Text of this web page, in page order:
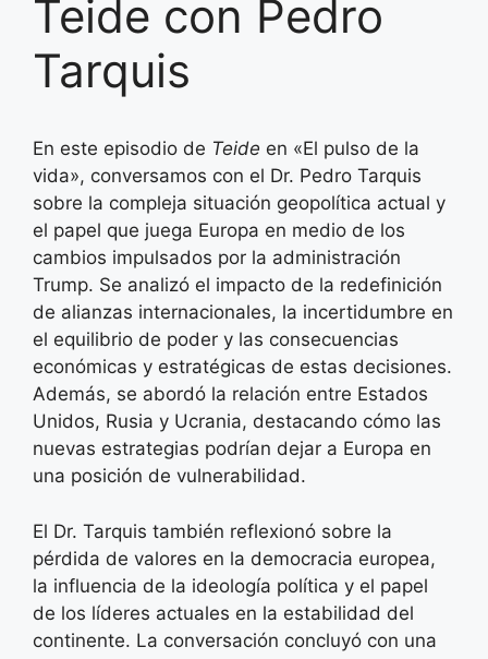
Teide con Pedro
Tarquis
En este episodio de Teide en «El pulso de la
vida», conversamos con el Dr. Pedro Tarquis
sobre la compleja situación geopolítica actual y
el papel que juega Europa en medio de los
cambios impulsados por la administración
Trump. Se analizó el impacto de la redefinición
de alianzas internacionales, la incertidumbre en
el equilibrio de poder y las consecuencias
económicas y estratégicas de estas decisiones.
Además, se abordó la relación entre Estados
Unidos, Rusia y Ucrania, destacando cómo las
nuevas estrategias podrían dejar a Europa en
una posición de vulnerabilidad.
El Dr. Tarquis también reflexionó sobre la
pérdida de valores en la democracia europea,
la influencia de la ideología política y el papel
de los líderes actuales en la estabilidad del
continente. La conversación concluyó con una